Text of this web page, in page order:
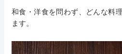
和食・洋食を問わず、どんな料
ます。